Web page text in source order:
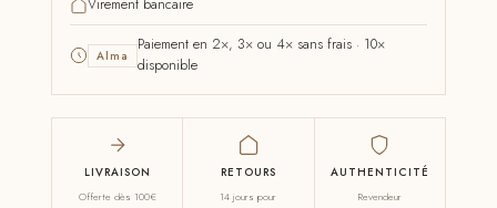
Virement bancaire
Alma
Paiement en 2×, 3× ou 4× sans frais · 10×
disponible
LIVRAISON
Offerte dès 100€
RETOURS
14 jours pour
AUTHENTICITÉ
Revendeur